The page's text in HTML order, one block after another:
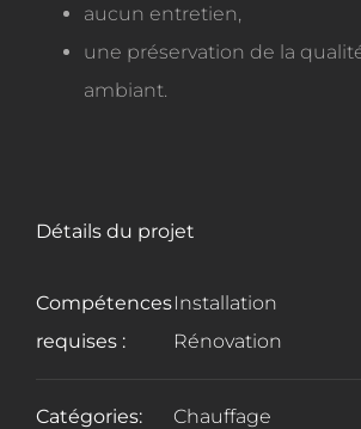
aucun entretien,
une préservation de la
ambiant.
Détails du projet
Compétences
requises :
Installation
Rénovation
Catégories:
Chauffage